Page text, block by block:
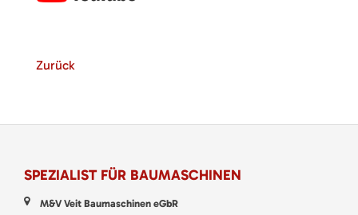
Zurück
SPEZIALIST FÜR BAUMASCHINEN
M&V Veit Baumaschinen eGbR